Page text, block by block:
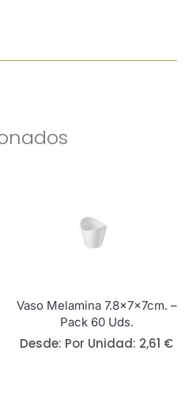
Vaso Melamina 7.8x7x7cm. –
Pack 60 Uds.
Desde: Por Unidad: 2,61 €